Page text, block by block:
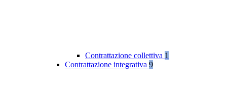
Contrattazione collettiva 1
Contrattazione integrativa 9